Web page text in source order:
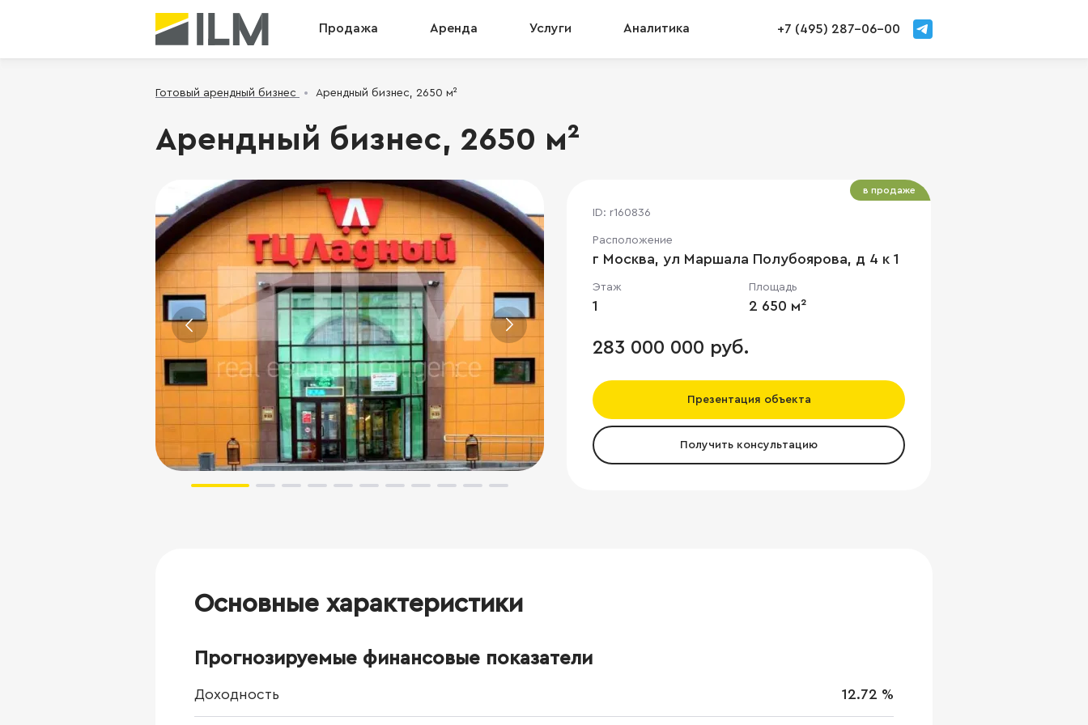
Продажа Аренда Услуги Аналитика +7 (495) 287-06-00
Готовый арендный бизнес Арендный бизнес, 2650 м²
Арендный бизнес, 2650 м²
ID: r160836
Расположение
г Москва, ул Маршала Полубоярова, д 4 к 1
Этаж
1
Площадь
2 650 м²
283 000 000 руб.
Презентация объекта
Получить консультацию
в продаже
Основные характеристики
Прогнозируемые финансовые показатели
Доходность 12.72 %